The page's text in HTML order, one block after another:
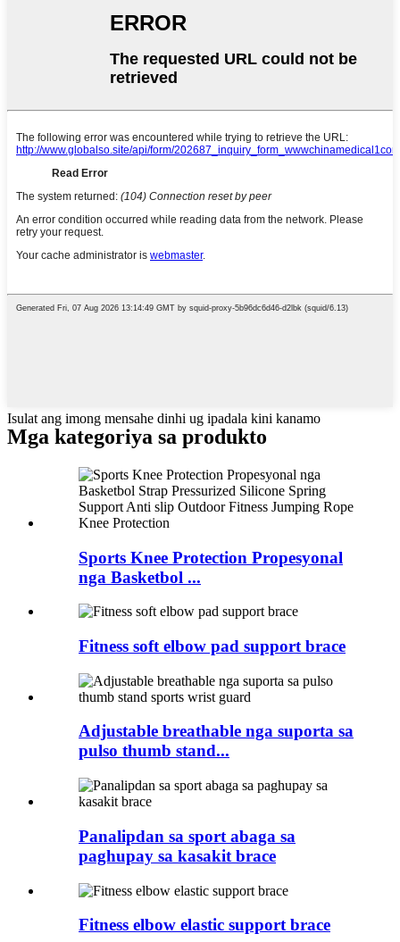
Isulat ang imong mensahe dinhi ug ipadala kini kanamo
Mga kategoriya sa produkto
Sports Knee Protection Propesyonal
nga Basketbol ...
Fitness soft elbow pad support brace
Adjustable breathable nga suporta sa
pulso thumb stand...
Panalipdan sa sport abaga sa
paghupay sa kasakit brace
Fitness elbow elastic support brace